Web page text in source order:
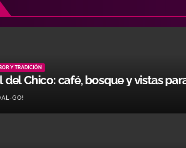
Y TRADICIÓN
del Chico: café, bosque y vistas
GO!